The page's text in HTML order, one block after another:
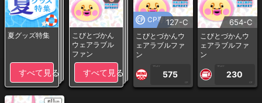
夏グッズ特集
すべて見る
こびとづかん
ウェアラブル
ファン
すべて見る
CP専用127-C
こびとづかんウ
ェアラブルファ
ン
1PLAY
575
CP
654-C
こびとづかんウ
ェアラブルファ
ン
1PLAY
230
CP